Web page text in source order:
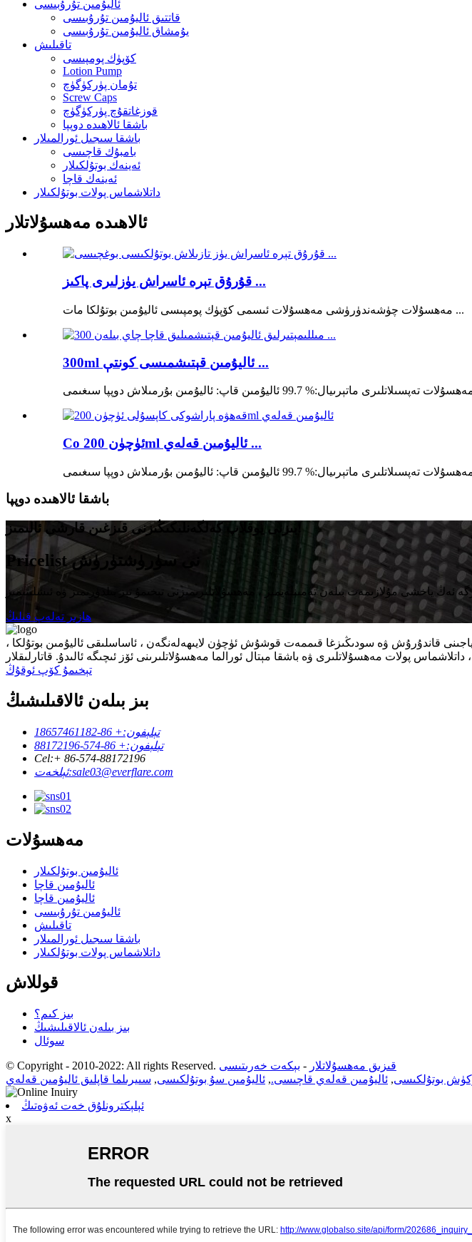
ئاليۇمىن تۇرۇبىسى
قاتتىق ئاليۇمىن تۇرۇبىسى
يۇمشاق ئاليۇمىن تۇرۇبىسى
تاقىلىش
كۆپۈك پومپىسى
Lotion Pump
تۇمان پۈركۈگۈچ
Screw Caps
قوزغاتقۇچ پۈركۈگۈچ
باشقا ئالاھىدە دوپپا
باشقا سىجىل ئورالمىلار
بامبۇك قاچىسى
ئەينەك بوتۇلكىلار
ئەينەك قاچا
داتلاشماس پولات بوتۇلكىلار
ئالاھىدە مەھسۇلاتلار
قۇرۇق تېرە ئاسراش يۈزلىرى پاكىز ...
مەھسۇلات چۈشەندۈرۈشى مەھسۇلات ئىسمى كۆپۈك پومپىسى ئاليۇمىن بوتۇلكا مات ...
300ml ئاليۇمىن قېتىشمىسى كونتې ...
Co ئۈچۈن 200ml ئاليۇمىن قەلەي ...
باشقا ئالاھىدە دوپپا
Pricelist نى سۈرۈشتۈرۈش
ھازىر تەلەپ قىلىڭ
قاندۇرۇش ۋە سودىڭىزغا قىممەت قوشۇش ئۈچۈن لايىھەلەنگەن ، ئاساسلىقى ئاليۇمىن بوتۇلكا ،
تېخىمۇ كۆپ ئوقۇڭ
بىز بىلەن ئالاقىلىشىڭ
تېلېفون:+ 86-18657461182
تېلېفون:+ 86-574-88172196
Cel:+ 86-574-88172196
ئېلخەت:sale03@everflare.com
مەھسۇلات
ئاليۇمىن بوتۇلكىلار
ئاليۇمىن قاچا
ئاليۇمىن قاچا
ئاليۇمىن تۇرۇبىسى
تاقىلىش
باشقا سىجىل ئورالمىلار
داتلاشماس پولات بوتۇلكىلار
قوللاش
بىز كىم؟
بىز بىلەن ئالاقىلىشىڭ
سوئال
© Copyright - 2010-2022: All rights Reserved. قىزىق مەھسۇلاتلار - بېكەت خەرىتىسى
بوتۇلكىسى, ئاليۇمىن قەلەي قاچىسى., ئاليۇمىن سۇ بوتۇلكىسى, سىيرىلما قاپلىق ئاليۇمىن قەلەي
ئېلېكترونلۇق خەت ئەۋەتىڭ
x